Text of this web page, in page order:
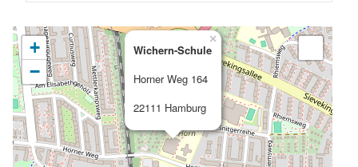
Wichern-Schule
Horner Weg 164
22111 Hamburg
×
+
−